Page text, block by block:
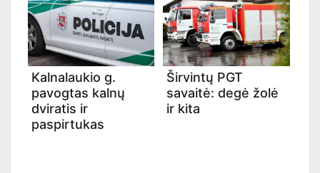
Kalnalaukio g.
pavogtas kalnų
dviratis ir
paspirtukas
Širvintų PGT
savaitė: degė žolė
ir kita